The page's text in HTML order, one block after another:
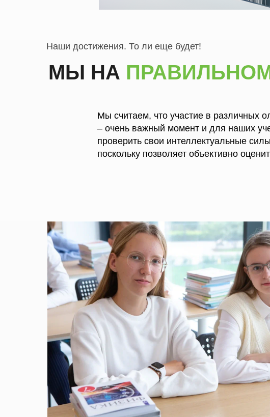
Наши достижения. То ли еще будет!
МЫ НА
Мы считаем, что участие в различных
– очень важный момент и для наших
проверить свои интеллектуальные
поскольку позволяет объективно